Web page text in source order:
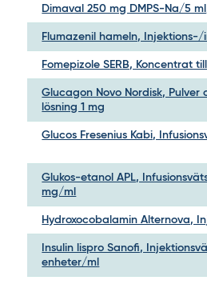
Dimaval 250 mg DMPS-Na/5
Flumazenil hameln, Injektions-/
Fomepizole SERB, Koncentrat
Glucagon Novo Nordisk, Pulver
lösning 1 mg
Glucos Fresenius Kabi,
Glukos-etanol APL,
mg/ml
Hydroxocobalamin Alternova,
Insulin lispro Sanofi,
enheter/ml